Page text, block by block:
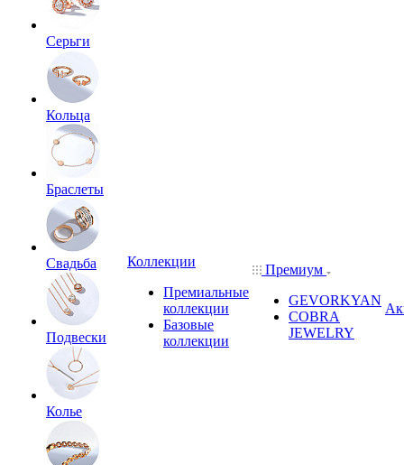
Серьги
Кольца
Браслеты
Свадьба
Подвески
Колье
Коллекции
Премиальные
коллекции
Базовые
коллекции
Премиум
GEVORKYAN
COBRA
JEWELRY